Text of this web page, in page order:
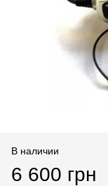
В наличии
6 600 грн